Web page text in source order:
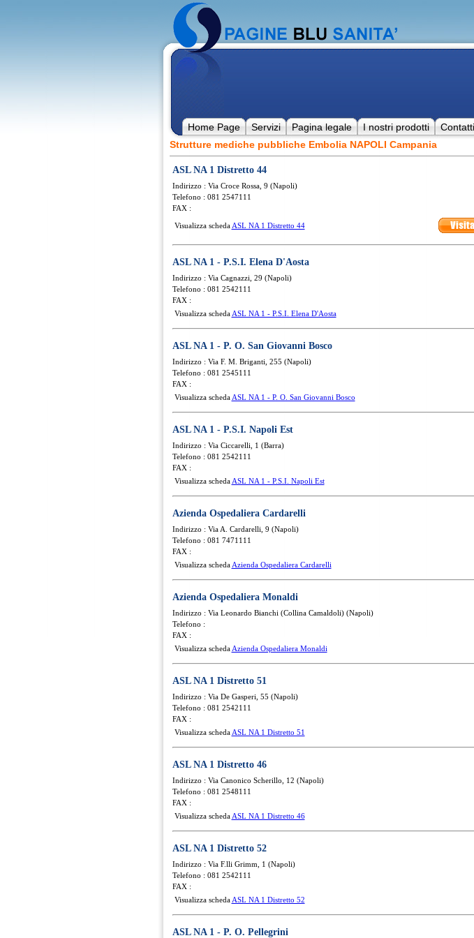
Home Page Servizi Pagina legale I nostri prodotti Contatti
Strutture mediche pubbliche Embolia NAPOLI Campania
ASL NA 1 Distretto 44
Indirizzo : Via Croce Rossa, 9 (Napoli)
Telefono : 081 2547111
FAX :
Visualizza scheda ASL NA 1 Distretto 44
ASL NA 1 - P.S.I. Elena D'Aosta
Indirizzo : Via Cagnazzi, 29 (Napoli)
Telefono : 081 2542111
FAX :
Visualizza scheda ASL NA 1 - P.S.I. Elena D'Aosta
ASL NA 1 - P. O. San Giovanni Bosco
Indirizzo : Via F. M. Briganti, 255 (Napoli)
Telefono : 081 2545111
FAX :
Visualizza scheda ASL NA 1 - P. O. San Giovanni Bosco
ASL NA 1 - P.S.I. Napoli Est
Indirizzo : Via Ciccarelli, 1 (Barra)
Telefono : 081 2542111
FAX :
Visualizza scheda ASL NA 1 - P.S.I. Napoli Est
Azienda Ospedaliera Cardarelli
Indirizzo : Via A. Cardarelli, 9 (Napoli)
Telefono : 081 7471111
FAX :
Visualizza scheda Azienda Ospedaliera Cardarelli
Azienda Ospedaliera Monaldi
Indirizzo : Via Leonardo Bianchi (Collina Camaldoli) (Napoli)
Telefono :
FAX :
Visualizza scheda Azienda Ospedaliera Monaldi
ASL NA 1 Distretto 51
Indirizzo : Via De Gasperi, 55 (Napoli)
Telefono : 081 2542111
FAX :
Visualizza scheda ASL NA 1 Distretto 51
ASL NA 1 Distretto 46
Indirizzo : Via Canonico Scherillo, 12 (Napoli)
Telefono : 081 2548111
FAX :
Visualizza scheda ASL NA 1 Distretto 46
ASL NA 1 Distretto 52
Indirizzo : Via F.lli Grimm, 1 (Napoli)
Telefono : 081 2542111
FAX :
Visualizza scheda ASL NA 1 Distretto 52
ASL NA 1 - P. O. Pellegrini